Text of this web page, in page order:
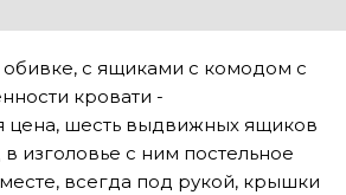
с ящиками с комодом с
кровати -
цена, шесть выдвижных ящиков
изголовье с ним постельное
всегда под рукой, крышки